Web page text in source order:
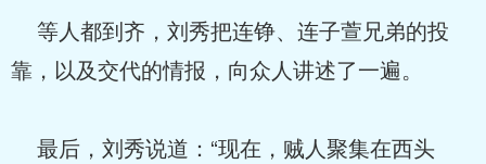
等人都到齐，刘秀把连铮、连子萱兄弟的投
靠，以及交代的情报，向众人讲述了一遍。
最后，刘秀说道：“现在，贼人聚集在西头